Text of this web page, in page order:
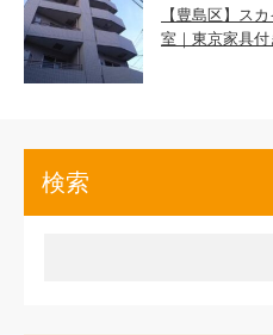
【豊島区】ス
室｜東京家具付
検索